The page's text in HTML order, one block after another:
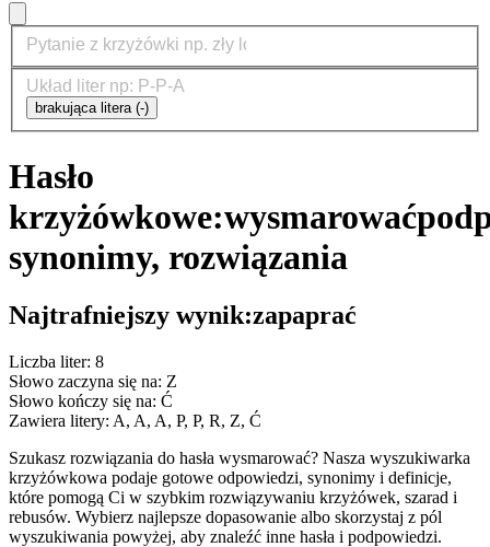
brakująca litera (-)
Hasło
krzyżówkowe:wysmarować
synonimy, rozwiązania
Najtrafniejszy wynik:zapaprać
Liczba liter: 8
Słowo zaczyna się na: Z
Słowo kończy się na: Ć
Zawiera litery: A, A, A, P, P, R, Z, Ć
Szukasz rozwiązania do hasła wysmarować? Nasza wyszukiwarka
krzyżówkowa podaje gotowe odpowiedzi, synonimy i definicje,
które pomogą Ci w szybkim rozwiązywaniu krzyżówek, szarad i
rebusów. Wybierz najlepsze dopasowanie albo skorzystaj z pól
wyszukiwania powyżej, aby znaleźć inne hasła i podpowiedzi.